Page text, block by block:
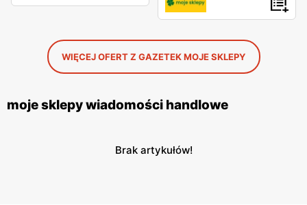
WIĘCEJ OFERT Z GAZETEK MOJE SKLEPY
moje sklepy wiadomości handlowe
Brak artykułów!